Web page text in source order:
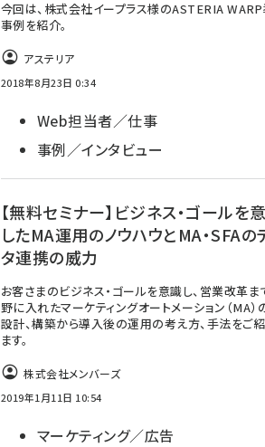
今回は、株式会社イープラス様のASTERIA
事例を紹介。
アステリア
2018年8月23日 0:34
Web担当者／仕事
事例／インタビュー
【無料セミナー】ビジネス・ゴールを
したMA運用のノウハウとMA・SFAの
タ連携の威力
お客さまのビジネス・ゴールを意識し、営業改革ま
野に入れたマーケティングオートメーション（MA）
設計、構築から導入後の運用の考え方、手法をご
ます。
株式会社メンバーズ
2019年1月11日 10:54
マーケティング／広告